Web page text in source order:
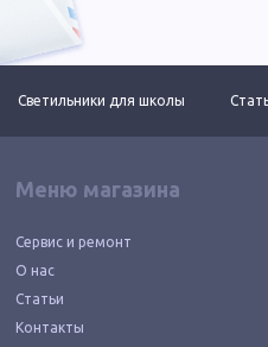
Светильники для школы
Меню магазина
Сервис и ремонт
О нас
Статьи
Контакты